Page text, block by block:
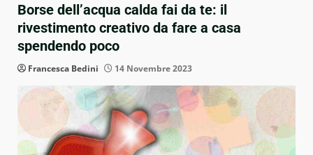
Borse dell’acqua calda fai da te: il
rivestimento creativo da fare a casa
spendendo poco
Francesca Bedini 14 Novembre 2023